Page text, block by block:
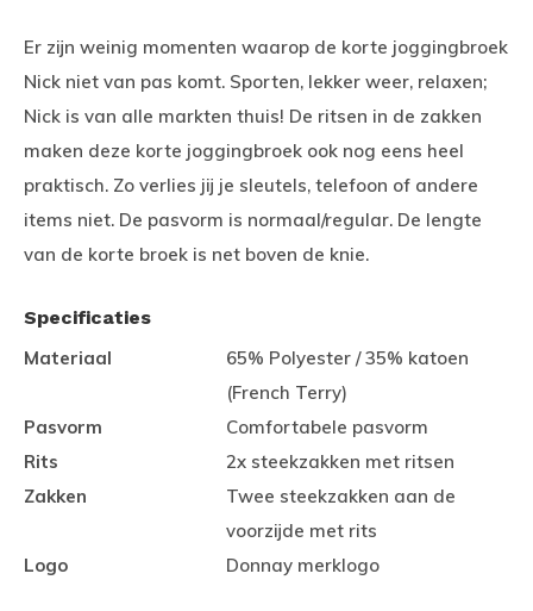
Er zijn weinig momenten waarop de korte joggingbroek
Nick niet van pas komt. Sporten, lekker weer, relaxen;
Nick is van alle markten thuis! De ritsen in de zakken
maken deze korte joggingbroek ook nog eens heel
praktisch. Zo verlies jij je sleutels, telefoon of andere
items niet. De pasvorm is normaal/regular. De lengte
van de korte broek is net boven de knie.
Specificaties
Materiaal
65% Polyester / 35% katoen
(French Terry)
Pasvorm
Comfortabele pasvorm
Rits
2x steekzakken met ritsen
Zakken
Twee steekzakken aan de
voorzijde met rits
Logo
Donnay merklogo